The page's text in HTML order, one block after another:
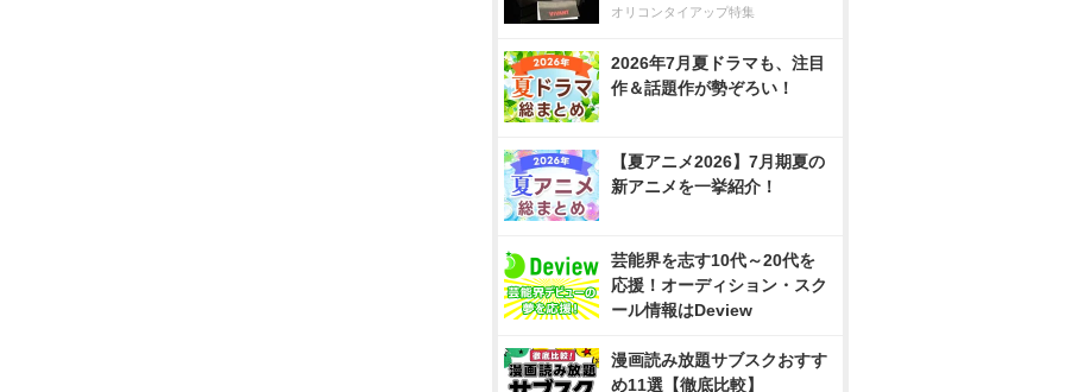
オリコンタイアップ特集
2026年7月夏ドラマも、注目
作＆話題作が勢ぞろい！
【夏アニメ2026】7月期夏の
新アニメを一挙紹介！
芸能界を志す10代～20代を
応援！オーディション・スク
ール情報はDeview
漫画読み放題サブスクおすす
め11選【徹底比較】